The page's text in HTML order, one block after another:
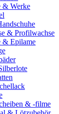
& Werke
& Profilwachse
& Epilame
& -filme